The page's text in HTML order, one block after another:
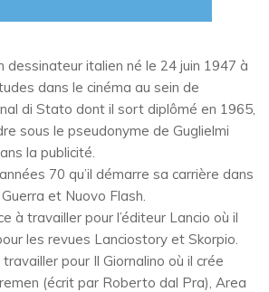
italien né le 24 juin 1947 à
dans le cinéma au sein de
di Stato dont il sort diplômé en 1965,
sous le pseudonyme de Guglielmi
la publicité.
70 qu’il démarre sa carrière dans
et Nuovo Flash.
à travailler pour l’éditeur Lancio où il
les revues Lanciostory et Skorpio.
pour Il Giornalino où il crée
(écrit par Roberto dal Pra), Area